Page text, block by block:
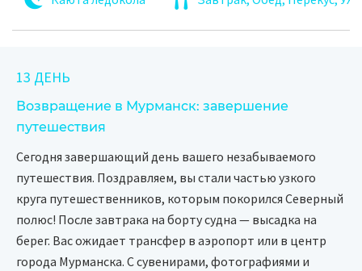
13 ДЕНЬ
Возвращение в Мурманск: завершение
путешествия
Сегодня завершающий день вашего незабываемого
путешествия. Поздравляем, вы стали частью узкого
круга путешественников, которым покорился Северный
полюс! После завтрака на борту судна — высадка на
берег. Вас ожидает трансфер в аэропорт или в центр
города Мурманска. С сувенирами, фотографиями и